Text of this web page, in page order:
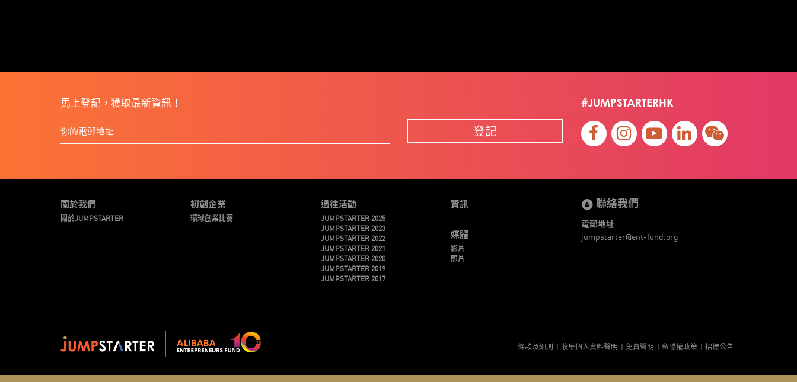
馬上登記，獲取最新資訊！
登記
#JUMPSTARTERHK
關於我們
關於JUMPSTARTER
初創企業
環球創業比賽
過往活動
JUMPSTARTER 2025
JUMPSTARTER 2023
JUMPSTARTER 2022
JUMPSTARTER 2021
JUMPSTARTER 2020
JUMPSTARTER 2019
JUMPSTARTER 2017
資訊
媒體
影片
照片
聯絡我們
電郵地址
jumpstarter@ent-fund.org
條款及細則 收集個人資料聲明 免責聲明 私隱權政策 招標公告